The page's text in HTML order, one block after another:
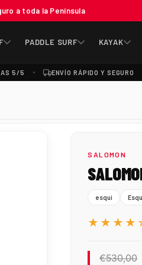
a toda la Península
PADDLE SURF KAYAK
5/5 ENVÍO RÁPIDO Y SEGURO
SALOMON
esqui
€530,00